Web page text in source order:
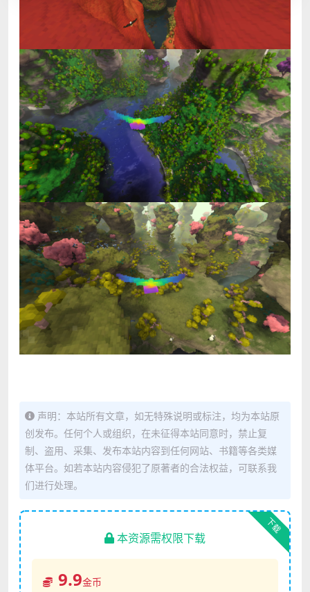
声明：本站所有文章，如无特殊说明或标注，均为本站原
创发布。任何个人或组织，在未征得本站同意时，禁止复
制、盗用、采集、发布本站内容到任何网站、书籍等各类媒
体平台。如若本站内容侵犯了原著者的合法权益，可联系我
们进行处理。
下载
本资源需权限下载
9.9金币